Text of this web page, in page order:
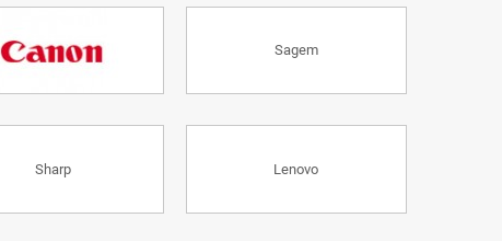
Sagem
Sharp Lenovo